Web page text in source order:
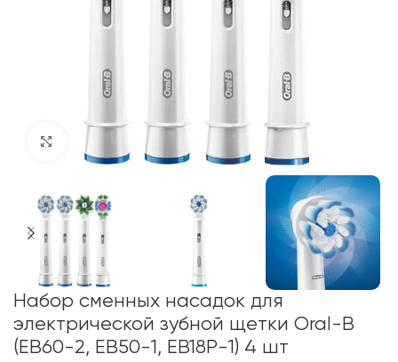
Набор сменных насадок для
электрической зубной щетки Oral-B
(EB60-2, EB50-1, EB18P-1) 4 шт